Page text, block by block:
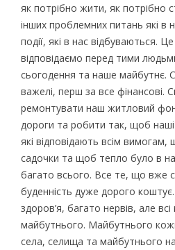
як потрібно жити, як потрібно
інших проблемних питань які в
події, які в нас відбуваються.
відповідаємо перед тими
сьогодення та наше майбутнє.
важелі, перш за все фінансові.
ремонтувати наш житловий
дороги та робити так, щоб
які відповідають всім вимогам,
садочки та щоб тепло було в
багато всього. Все те, що вже
буденність дуже дорого
здоров’я, багато нервів, але
майбутнього. Майбутнього
села, селища та майбутнього